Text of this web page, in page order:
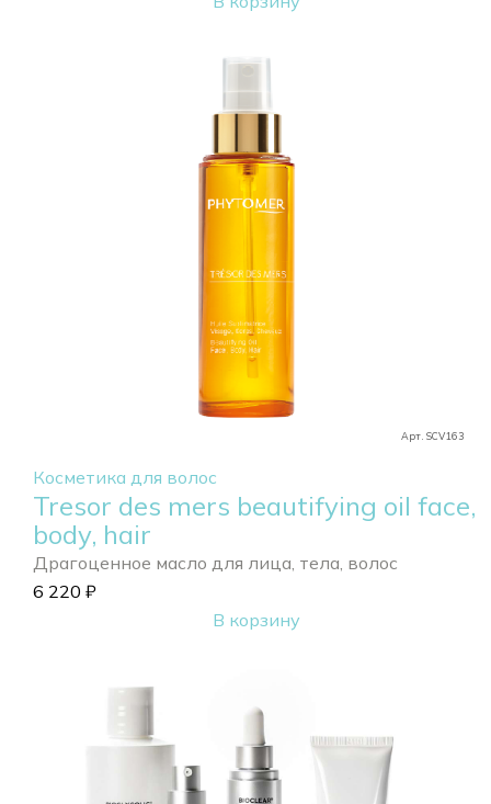
Арт. SCV163
Косметика для волос
Tresor des mers beautifying oil face,
body, hair
Драгоценное масло для лица, тела, волос
6 220 ₽
В корзину